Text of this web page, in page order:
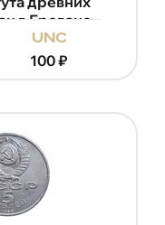
в Ереване
unc
100₽